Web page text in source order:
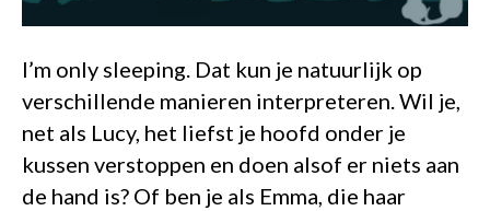
I’m only sleeping. Dat kun je natuurlijk op
verschillende manieren interpreteren. Wil je,
net als Lucy, het liefst je hoofd onder je
kussen verstoppen en doen alsof er niets aan
de hand is? Of ben je als Emma, die haar